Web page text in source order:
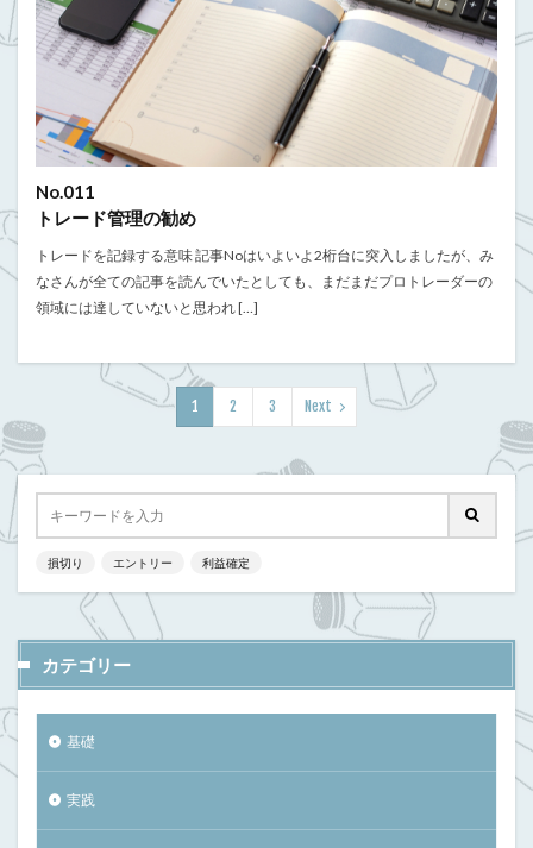
No.011
トレード管理の勧め
トレードを記録する意味 記事Noはいよいよ2桁台に突入しましたが、み
なさんが全ての記事を読んでいたとしても、まだまだプロトレーダーの
領域には達していないと思われ […]
1 2 3 Next
損切り エントリー 利益確定
カテゴリー
基礎
実践